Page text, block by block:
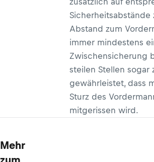
Sicherheitsabstände
Abstand zum
immer mindestens
Zwischensicherung
steilen Stellen sogar
gewährleistet, dass
Sturz des
mitgerissen wird.
Mehr